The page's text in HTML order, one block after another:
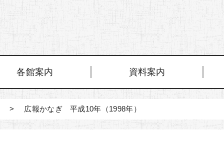
各館案内 資料案内
> 広報かなぎ 平成10年（1998年）